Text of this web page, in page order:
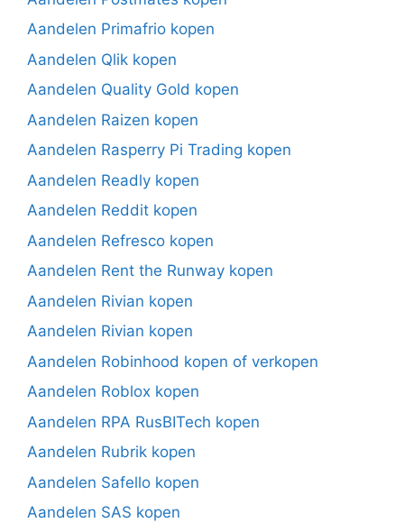
Aandelen Primafrio kopen
Aandelen Qlik kopen
Aandelen Quality Gold kopen
Aandelen Raizen kopen
Aandelen Rasperry Pi Trading kopen
Aandelen Readly kopen
Aandelen Reddit kopen
Aandelen Refresco kopen
Aandelen Rent the Runway kopen
Aandelen Rivian kopen
Aandelen Rivian kopen
Aandelen Robinhood kopen of verkopen
Aandelen Roblox kopen
Aandelen RPA RusBITech kopen
Aandelen Rubrik kopen
Aandelen Safello kopen
Aandelen SAS kopen